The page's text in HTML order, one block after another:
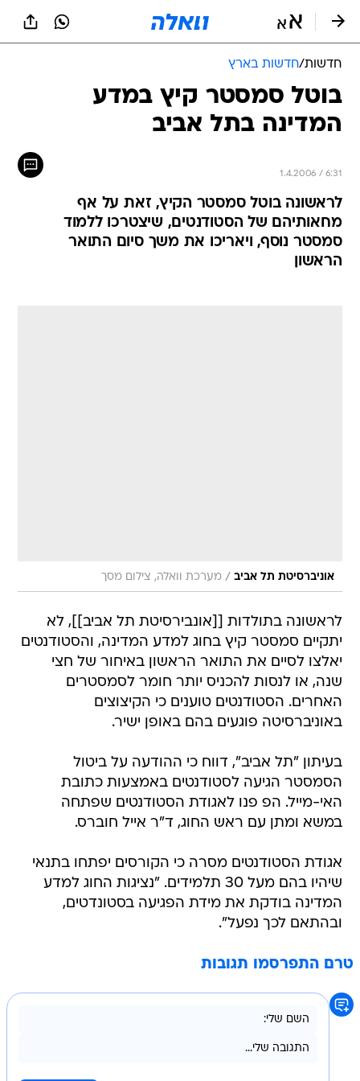
חדשות/חדשות בארץ
בוטל סמסטר קיץ במדע
המדינה בתל אביב
1.4.2006 / 6:31
לראשונה בוטל סמסטר הקיץ, זאת על אף
מחאותיהם של הסטודנטים, שיצטרכו ללמוד
סמסטר נוסף, ויאריכו את משך סיום התואר
הראשון
אוניברסיטת תל אביב / מערכת וואלה, צילום מסך
לראשונה בתולדות [[אונבירסיטת תל אביב]], לא
יתקיים סמסטר קיץ בחוג למדע המדינה, והסטודנטים
יאלצו לסיים את התואר הראשון באיחור של חצי
שנה, או לנסות להכניס יותר חומר לסמסטרים
האחרים. הסטודנטים טוענים כי הקיצוצים
באוניברסיטה פוגעים בהם באופן ישיר.
בעיתון "תל אביב", דווח כי ההודעה על ביטול
הסמסטר הגיעה לסטודנטים באמצעות כתובת
האי-מייל. הפ פנו לאגודת הסטודנטים שפתחה
במשא ומתן עם ראש החוג, ד"ר אייל חוברס.
אגודת הסטודנטים מסרה כי הקורסים יפתחו בתנאי
שיהיו בהם מעל 30 תלמידים. "נציגות החוג למדע
המדינה בודקת את מידת הפגיעה בסטונדטים,
ובהתאם לכך נפעל".
טרם התפרסמו תגובות